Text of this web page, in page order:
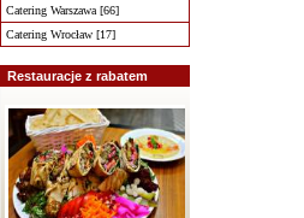
Catering Warszawa [66]
Catering Wrocław [17]
Restauracje z rabatem